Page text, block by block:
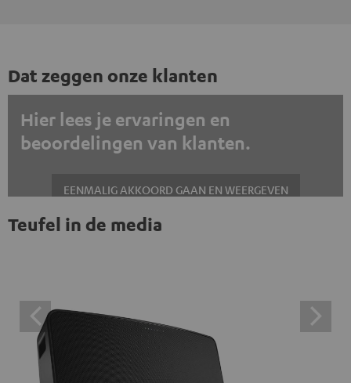
Dat zeggen onze klanten
Hier lees je ervaringen en
beoordelingen van klanten.
EENMALIG AKKOORD GAAN EN WEERGEVEN
Altijd externe inhoud weergeven? Schakel dit in de gegevensinstellingen
inhoud te klikken, stem je ermee in dat je de externe
inhoud te zien krijgt. Dit betekent dat persoonlijke
gegevens kunnen worden doorgegeven aan platforms
van derden. Meer informatie hierover vind je in ons
Teufel in de media